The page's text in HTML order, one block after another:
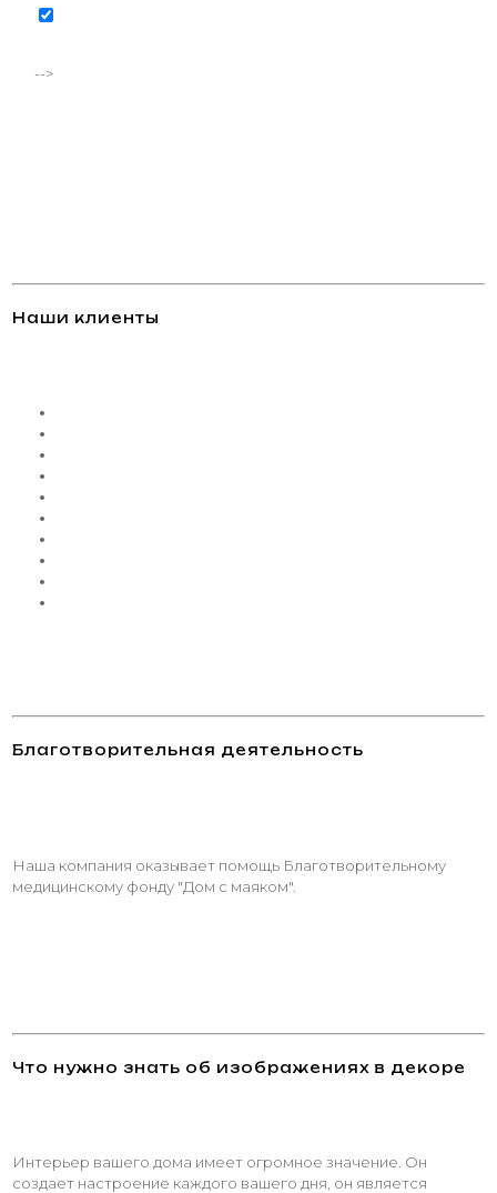
-->
Наши клиенты
Благотворительная деятельность
Наша компания оказывает помощь Благотворительному
медицинскому фонду "Дом с маяком".
Что нужно знать об изображениях в декоре
Интерьер вашего дома имеет огромное значение. Он
создает настроение каждого вашего дня, он является